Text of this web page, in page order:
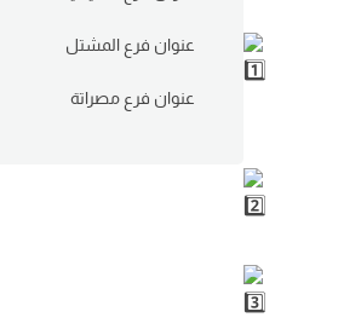
عنوان فرع المشتل
عنوان فرع مصراتة